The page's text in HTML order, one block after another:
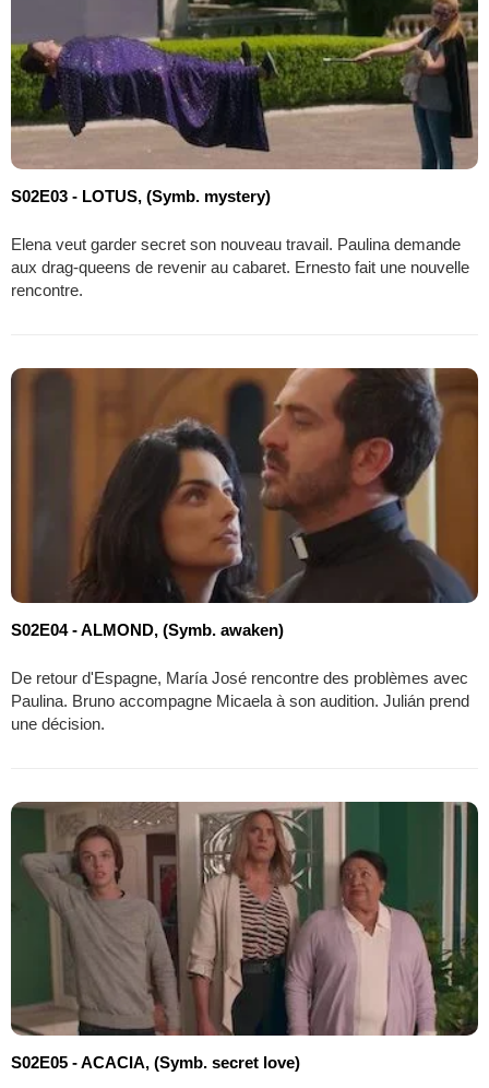
S02E03 - LOTUS, (Symb. mystery)
Elena veut garder secret son nouveau travail. Paulina demande
aux drag-queens de revenir au cabaret. Ernesto fait une nouvelle
rencontre.
S02E04 - ALMOND, (Symb. awaken)
De retour d'Espagne, María José rencontre des problèmes avec
Paulina. Bruno accompagne Micaela à son audition. Julián prend
une décision.
S02E05 - ACACIA, (Symb. secret love)